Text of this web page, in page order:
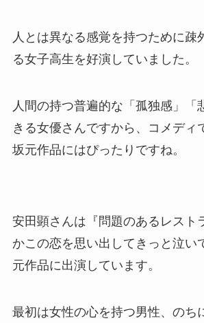
人とは異なる感覚を持つために疎
る女子高生を好演していました。
人間の持つ普遍的な「孤独感」「
きる女優さんですから、コメディ
坂元作品にはぴったりですね。
安田顕さんは『問題のあるレスト
かこの恋を思い出してきっと泣い
元作品に出演しています。
最初は女性の心を持つ男性、のち